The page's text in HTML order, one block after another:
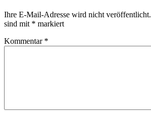
Ihre E-Mail-Adresse wird nicht veröffentlicht.
sind mit * markiert
Kommentar *